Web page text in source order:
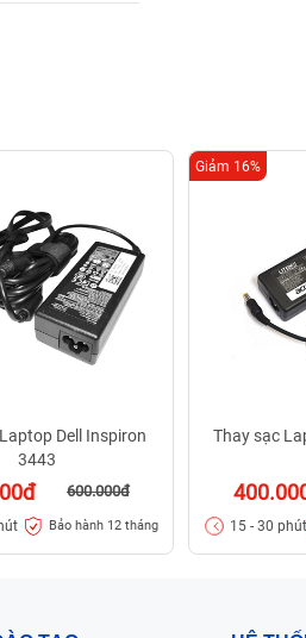
Dell Inspiron
3443
600.000đ
Bảo hành 12 tháng
Thay sạc
Giảm 16%
15 - 30 phút